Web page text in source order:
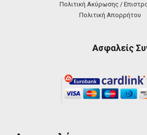
Πολιτική Ακύρωσης /
Πολιτική Απορρήτου
Ασφαλείς